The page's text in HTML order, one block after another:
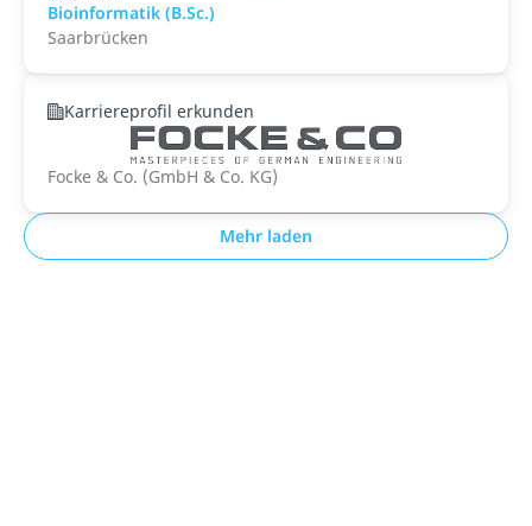
Bioinformatik (B.Sc.)
Saarbrücken
Karriereprofil erkunden
Focke & Co. (GmbH & Co. KG)
Mehr laden